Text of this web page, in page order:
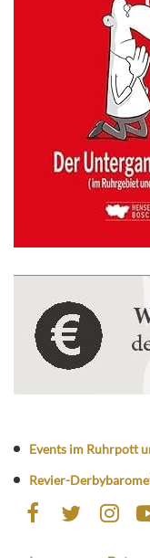
Events im Ruhrpott
Revier-